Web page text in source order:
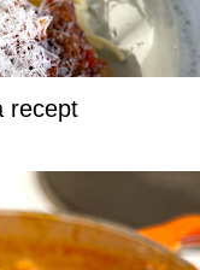
recept